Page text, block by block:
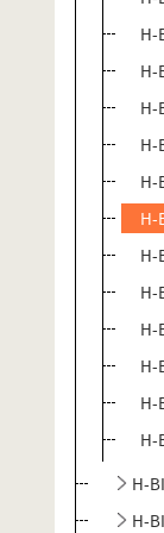
H-
H-
H-
H-
H-
H-
H-
H-
H-
H-
H-
H-
H-
H-